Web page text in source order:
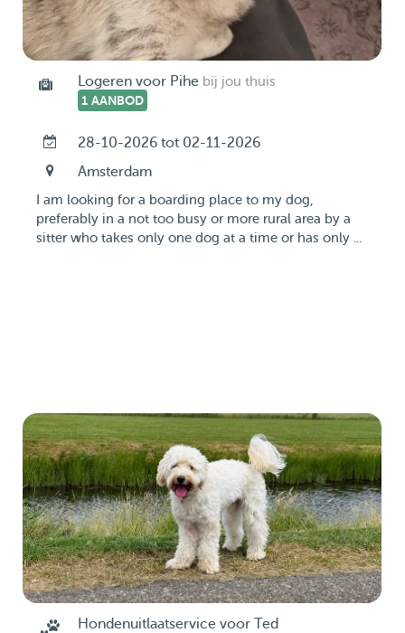
Logeren voor Pihe bij jou thuis
1 AANBOD
28-10-2026 tot 02-11-2026
Amsterdam
I am looking for a boarding place to my dog,
preferably in a not too busy or more rural area by a
sitter who takes only one dog at a time or has only ...
Hondenuitlaatservice voor Ted